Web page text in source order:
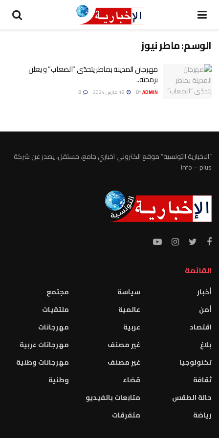
الوسم:ماطر نيوز
مهرجان المدينة بماطر يتحدّى “الصعاب” و يعلن
برمجته..
BYADMIN
“الاخبارية التونسية” موقع الكتروني اخباري جامع، مستقل، يصدر عن شركة
info – plus
القائمة
أخبار
أمن
اقتصاد
بلاغ
تكنولوجيا
ثقافة
حالة الطقس
رياضة
سياسة
عالمية
عربية
غير مصنف
غير مصنف
قضاء
متابعات بالفيديو
متفرقات
مجتمع
ملتقيات
مهرجانات
مهرجانات عربية
مهرجانات وطنية
وطنية